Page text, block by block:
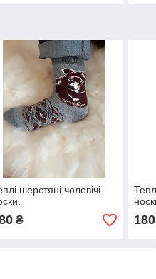
шерстяні чоловічі
₴ 180